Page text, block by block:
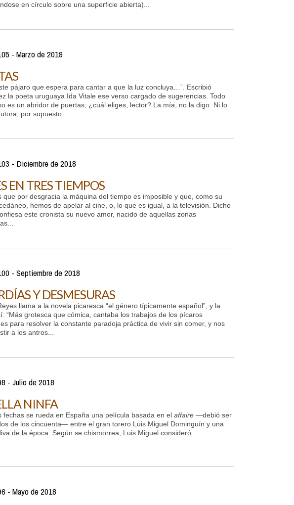
en círculo sobre una superficie abierta)...
- Marzo de 2019
pájaro que espera para cantar a que la luz concluya…”. Escribió
la poeta uruguaya Ida Vitale ese verso cargado de sugerencias. Todo
es un abridor de puertas; ¿cuál eliges, lector? La mía, no la digo. Ni lo
por supuesto...
- Diciembre de 2018
EN TRES TIEMPOS
que por desgracia la máquina del tiempo es imposible y que, como su
hemos de apelar al cine, o, lo que es igual, a la televisión. Dicho
este cronista su nuevo amor, nacido de aquellas zonas
- Septiembre de 2018
Y DESMESURAS
llama a la novela picaresca “el género típicamente español”, y la
“Más grotesca que cómica, cantaba los trabajos de los pícaros
para resolver la constante paradoja práctica de vivir sin comer, y nos
a los antros...
- Julio de 2018
NINFA
fechas se rueda en España una película basada en el affaire —debió ser
de los cincuenta— entre el gran torero Luis Miguel Dominguín y una
de la época. Según se chismorrea, Luis Miguel consideró...
- Mayo de 2018